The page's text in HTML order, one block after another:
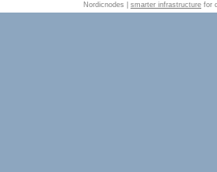
Nordicnodes | smarter infrastructure for